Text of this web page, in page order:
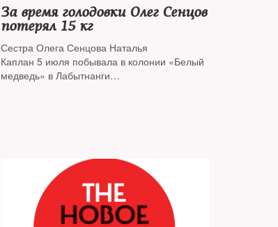
За время голодовки Олег Сенцов
потерял 15 кг
Сестра Олега Сенцова Наталья
Каплан 5 июля побывала в колонии «Белый
медведь» в Лабытнанги